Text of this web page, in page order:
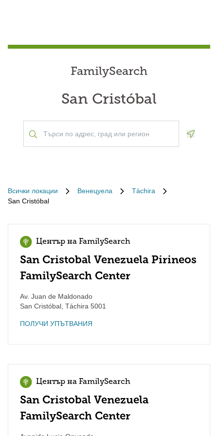
FamilySearch
San Cristóbal
Всички локации Венецуела
Táchira
San Cristóbal
Център на FamilySearch
San Cristobal Venezuela Pirineos
FamilySearch Center
Av. Juan de Maldonado
San Cristóbal Táchira 5001
ПОЛУЧИ УПЪТВАНИЯ
Център на FamilySearch
San Cristobal Venezuela
FamilySearch Center